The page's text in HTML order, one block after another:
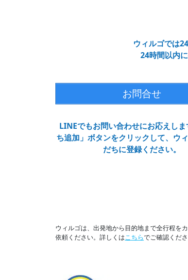
ウィルゴでは
24時間以内
お問合せ
LINEでもお問い合わせにお応えし
ち追加」ボタンをクリックして、ウ
だちに登録ください。
ウィルゴは、出発地から目的地まで全行程を
依頼ください。詳しくはこちらでご確認くださ